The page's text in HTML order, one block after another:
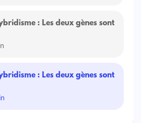
: Les deux gènes sont
: Les deux gènes sont